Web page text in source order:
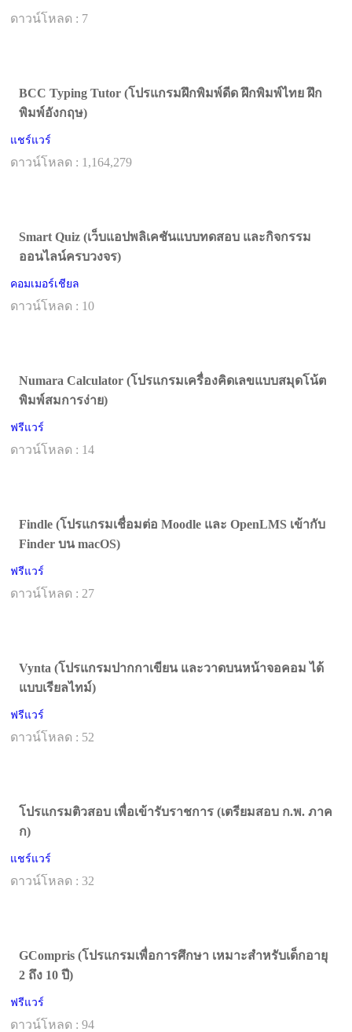
ดาวน์โหลด : 7
BCC Typing Tutor (โปรแกรมฝึกพิมพ์ดีด ฝึกพิมพ์ไทย ฝึก
พิมพ์อังกฤษ)
แชร์แวร์
ดาวน์โหลด : 1,164,279
Smart Quiz (เว็บแอปพลิเคชันแบบทดสอบ และกิจกรรม
ออนไลน์ครบวงจร)
คอมเมอร์เชียล
ดาวน์โหลด : 10
Numara Calculator (โปรแกรมเครื่องคิดเลขแบบสมุดโน้ต
พิมพ์สมการง่าย)
ฟรีแวร์
ดาวน์โหลด : 14
Findle (โปรแกรมเชื่อมต่อ Moodle และ OpenLMS เข้ากับ
Finder บน macOS)
ฟรีแวร์
ดาวน์โหลด : 27
Vynta (โปรแกรมปากกาเขียน และวาดบนหน้าจอคอม ได้
แบบเรียลไทม์)
ฟรีแวร์
ดาวน์โหลด : 52
โปรแกรมติวสอบ เพื่อเข้ารับราชการ (เตรียมสอบ ก.พ. ภาค
ก)
แชร์แวร์
ดาวน์โหลด : 32
GCompris (โปรแกรมเพื่อการศึกษา เหมาะสำหรับเด็กอายุ
2 ถึง 10 ปี)
ฟรีแวร์
ดาวน์โหลด : 94